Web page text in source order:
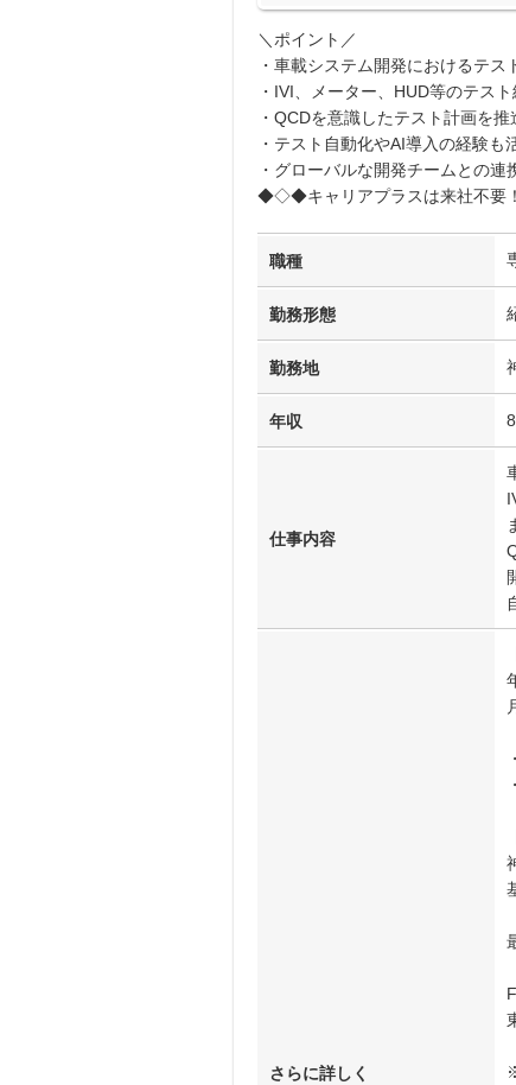
＼ポイント／
・車載システム開発におけるテス
・IVI、メーター、HUD等のテス
・QCDを意識したテスト計画を
・テスト自動化やAI導入の経験も
・グローバルな開発チームとの
◆◇◆キャリアプラスは来社不要
職種
勤務形態
勤務地
年収
仕事内容
さらに詳しく